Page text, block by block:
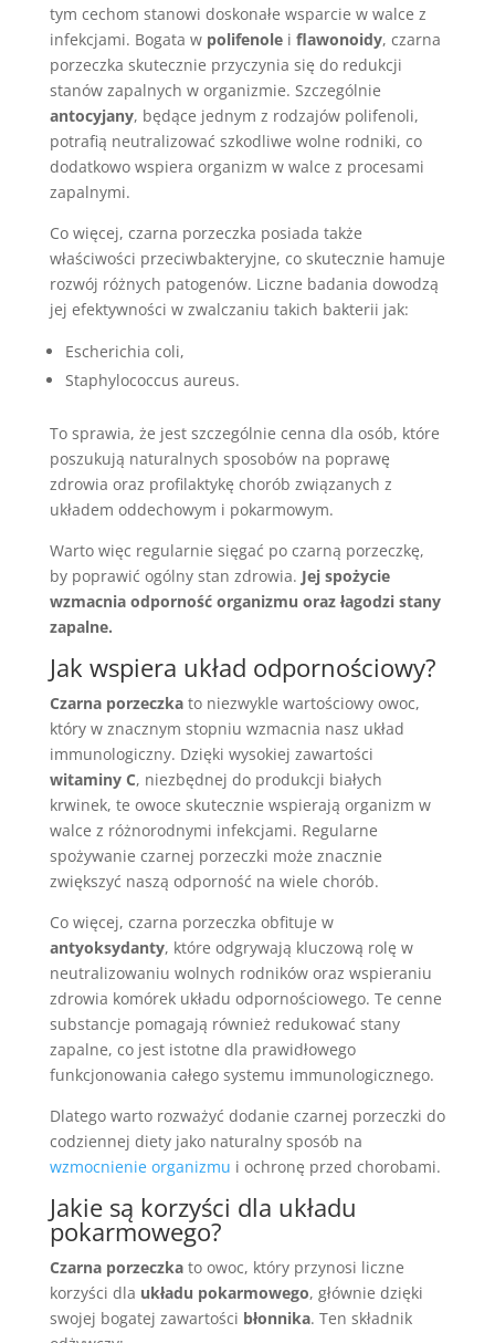
tym cechom stanowi doskonałe wsparcie w walce z
infekcjami. Bogata w polifenolei flawonoidy, czarna
porzeczka skutecznie przyczynia się do redukcji
stanów zapalnych w organizmie. Szczególnie
antocyjany, będące jednym z rodzajów polifenoli,
potrafią neutralizować szkodliwe wolne rodniki, co
dodatkowo wspiera organizm w walce z procesami
zapalnymi.
Co więcej, czarna porzeczka posiada także
właściwości przeciwbakteryjne, co skutecznie hamuje
rozwój różnych patogenów. Liczne badania dowodzą
jej efektywności w zwalczaniu takich bakterii jak:
Escherichia coli,
Staphylococcus aureus.
To sprawia, że jest szczególnie cenna dla osób, które
poszukują naturalnych sposobów na poprawę
zdrowia oraz profilaktykę chorób związanych z
układem oddechowym i pokarmowym.
Warto więc regularnie sięgać po czarną porzeczkę,
by poprawić ogólny stan zdrowia. Jej spożycie
wzmacnia odporność organizmu oraz łagodzi stany
zapalne.
Jak wspiera układ odpornościowy?
Czarna porzeczkato niezwykle wartościowy owoc,
który w znacznym stopniu wzmacnia nasz układ
immunologiczny. Dzięki wysokiej zawartości
witaminy C, niezbędnej do produkcji białych
krwinek, te owoce skutecznie wspierają organizm w
walce z różnorodnymi infekcjami. Regularne
spożywanie czarnej porzeczki może znacznie
zwiększyć naszą odporność na wiele chorób.
Co więcej, czarna porzeczka obfituje w
antyoksydanty, które odgrywają kluczową rolę w
neutralizowaniu wolnych rodników oraz wspieraniu
zdrowia komórek układu odpornościowego. Te cenne
substancje pomagają również redukować stany
zapalne, co jest istotne dla prawidłowego
funkcjonowania całego systemu immunologicznego.
Dlatego warto rozważyć dodanie czarnej porzeczki do
codziennej diety jako naturalny sposób na
wzmocnienie organizmu i ochronę przed chorobami.
Jakie są korzyści dla układu
pokarmowego?
Czarna porzeczkato owoc, który przynosi liczne
korzyści dla układu pokarmowego, głównie dzięki
swojej bogatej zawartości błonnika. Ten składnik